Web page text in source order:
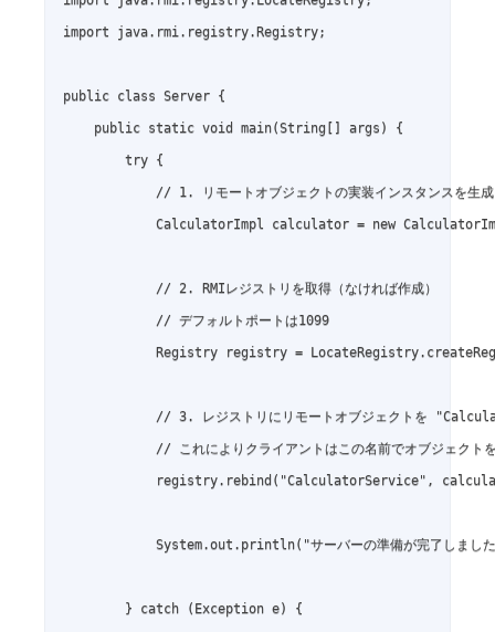
import java.rmi.registry.Registry;
public class Server {
    public static void main(String[] args) {
        try {
            // 1. リモートオブジェクトの実装インスタンスを生成
CalculatorImpl calculator = new
            // 2. RMIレジストリを取得（なければ作成）
            // デフォルトポートは1099
Registry registry =
// 3. レジストリにリモートオブジェクトを
// これによりクライアントはこの名前でオブジェクト
registry.rebind("CalculatorService",
System.out.println("サーバーの準備が完了しまし
        } catch (Exception e) {